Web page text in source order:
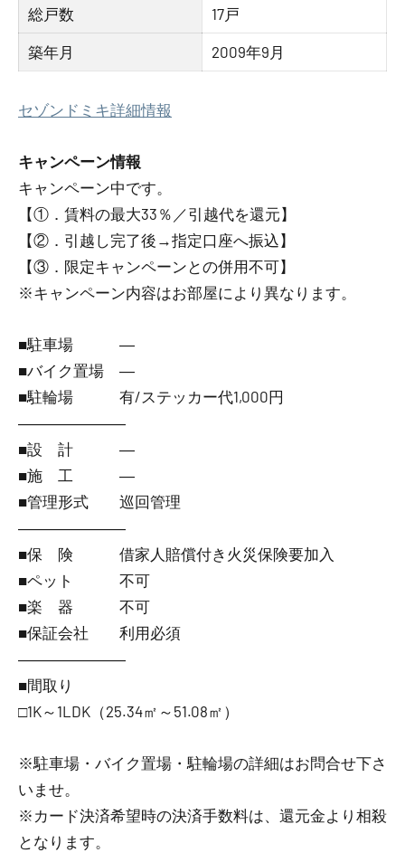
総戸数 17戸
築年月 2009年9月
セゾンドミキ詳細情報
キャンペーン情報
キャンペーン中です。
【①．賃料の最大33％／引越代を還元】
【②．引越し完了後→指定口座へ振込】
【③．限定キャンペーンとの併用不可】
※キャンペーン内容はお部屋により異なります。
■駐車場 ―
■バイク置場 ―
■駐輪場 有/ステッカー代1,000円
―――――――
■設 計 ―
■施 工 ―
■管理形式 巡回管理
―――――――
■保 険 借家人賠償付き火災保険要加入
■ペット 不可
■楽 器 不可
■保証会社 利用必須
―――――――
■間取り
□1K～1LDK（25.34㎡～51.08㎡）
※駐車場・バイク置場・駐輪場の詳細はお問合せ下さ
いませ。
※カード決済希望時の決済手数料は、還元金より相殺
となります。